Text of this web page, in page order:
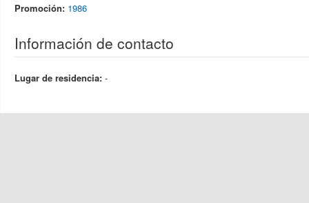
Promoción: 1986
Información de contacto
Lugar de residencia: -